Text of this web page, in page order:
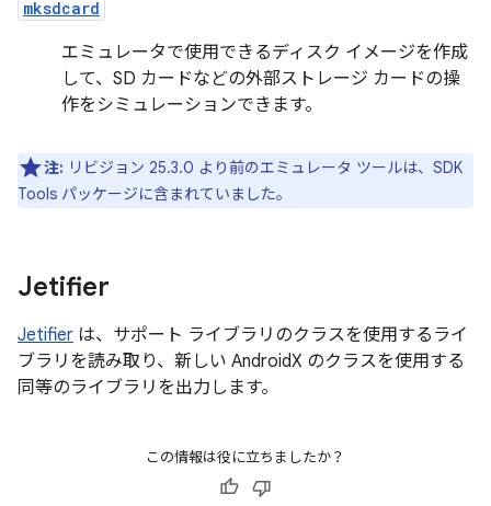
mksdcard
エミュレータで使用できるディスク イメージを作成
して、SD カードなどの外部ストレージ カードの操
作をシミュレーションできます。
注: リビジョン 25.3.0 より前のエミュレータ ツールは、SDK
Tools パッケージに含まれていました。
Jetifier
Jetifier は、サポート ライブラリのクラスを使用するライ
ブラリを読み取り、新しい AndroidX のクラスを使用する
同等のライブラリを出力します。
この情報は役に立ちましたか？